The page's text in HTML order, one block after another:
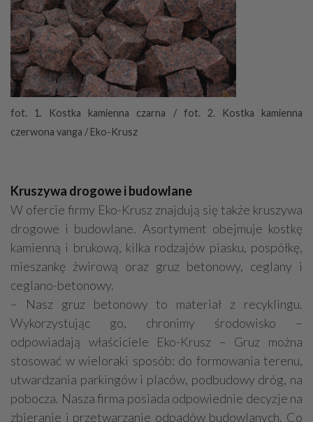
fot. 1. Kostka kamienna czarna / fot. 2. Kostka kamienna
czerwona vanga / Eko-Krusz
Kruszywa drogowe i budowlane
W ofercie firmy Eko-Krusz znajdują się także kruszywa
drogowe i budowlane. Asortyment obejmuje kostkę
kamienną i brukową, kilka rodzajów piasku, pospółkę,
mieszankę żwirową oraz gruz betonowy, ceglany i
ceglano-betonowy.
– Nasz gruz betonowy to materiał z recyklingu.
Wykorzystując go, chronimy środowisko –
odpowiadają właściciele Eko-Krusz – Gruz można
stosować w wieloraki sposób: do formowania terenu,
utwardzania parkingów i placów, podbudowy dróg, na
pobocza. Nasza firma posiada odpowiednie decyzje na
zbieranie i przetwarzanie odpadów budowlanych. Co